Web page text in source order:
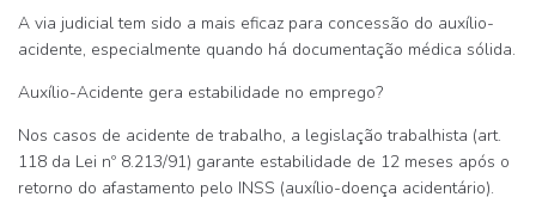
A via judicial tem sido a mais eficaz para concessão do auxílio-
acidente, especialmente quando há documentação médica sólida.
Auxílio-Acidente gera estabilidade no emprego?
Nos casos de acidente de trabalho, a legislação trabalhista (art.
118 da Lei nº 8.213/91) garante estabilidade de 12 meses após o
retorno do afastamento pelo INSS (auxílio-doença acidentário).